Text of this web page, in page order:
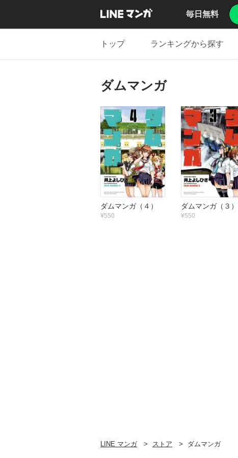
毎日無料
トップ ランキングから探す
ダムマンガ
ダムマンガ（４）
¥550
ダムマンガ（３）
¥550
LINE マンガ ストア ダムマンガ